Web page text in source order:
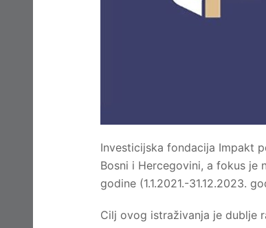
Investicijska fondacija Impakt
Bosni i Hercegovini, a fokus je
godine (1.1.2021.-31.12.2023.
Cilj ovog istraživanja je dublje